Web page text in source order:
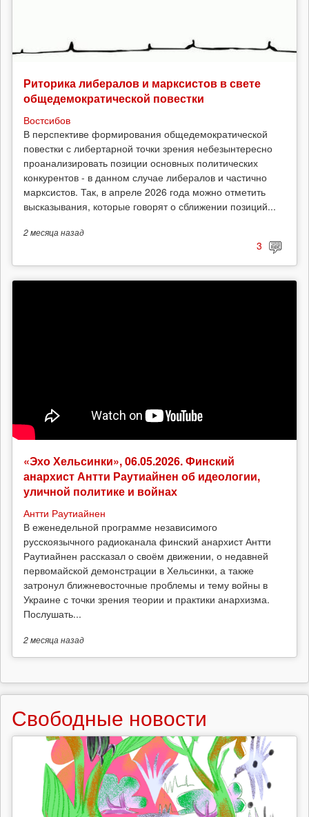
Риторика либералов и марксистов в свете
общедемократической повестки
Востсибов
В перспективе формирования общедемократической
повестки с либертарной точки зрения небезынтересно
проанализировать позиции основных политических
конкурентов - в данном случае либералов и частично
марксистов. Так, в апреле 2026 года можно отметить
высказывания, которые говорят о сближении позиций...
2 месяцаназад
3
«Эхо Хельсинки», 06.05.2026. Финский
анархист Антти Раутиайнен об идеологии,
уличной политике и войнах
Антти Раутиайнен
В еженедельной программе независимого
русскоязычного радиоканала финский анархист Антти
Раутиайнен рассказал о своём движении, о недавней
первомайской демонстрации в Хельсинки, а также
затронул ближневосточные проблемы и тему войны в
Украине с точки зрения теории и практики анархизма.
Послушать...
2 месяцаназад
Свободные новости